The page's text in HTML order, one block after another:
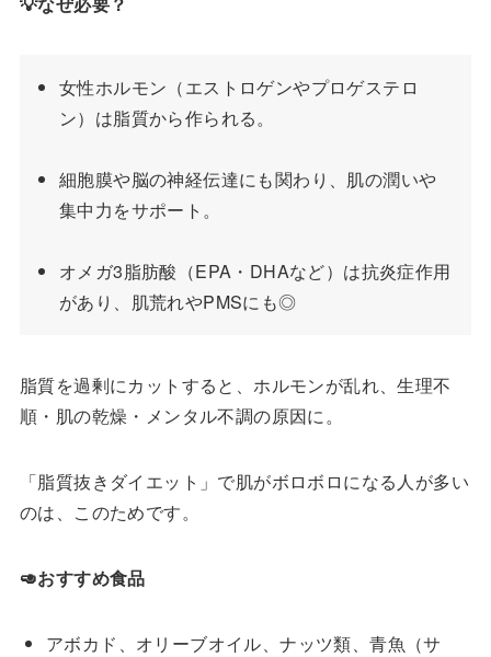
女性ホルモン（エストロゲンやプロゲステロ
ン）は脂質から作られる。
細胞膜や脳の神経伝達にも関わり、肌の潤いや
集中力をサポート。
オメガ3脂肪酸（EPA・DHAなど）は抗炎症作用
があり、肌荒れやPMSにも◎
脂質を過剰にカットすると、ホルモンが乱れ、生理不
順・肌の乾燥・メンタル不調の原因に。
「脂質抜きダイエット」で肌がボロボロになる人が多い
のは、このためです。
🥑おすすめ食品
アボカド、オリーブオイル、ナッツ類、青魚（サ